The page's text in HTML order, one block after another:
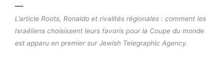
—
L’article Roots, Ronaldo et rivalités régionales : comment les
Israéliens choisissent leurs favoris pour la Coupe du monde
est apparu en premier sur Jewish Telegraphic Agency.